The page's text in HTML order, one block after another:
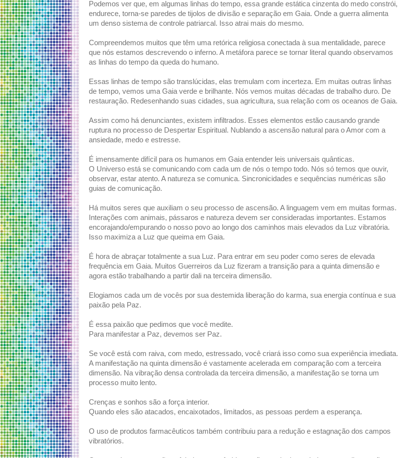
Podemos ver que, em algumas linhas do tempo, essa grande estática cinzenta do medo constrói,
endurece, torna-se paredes de tijolos de divisão e separação em Gaia. Onde a guerra alimenta
um denso sistema de controle patriarcal. Isso atrai mais do mesmo.
Compreendemos muitos que têm uma retórica religiosa conectada à sua mentalidade, parece
que nós estamos descrevendo o inferno. A metáfora parece se tornar literal quando observamos
as linhas do tempo da queda do humano.
Essas linhas de tempo são translúcidas, elas tremulam com incerteza. Em muitas outras linhas
de tempo, vemos uma Gaia verde e brilhante. Nós vemos muitas décadas de trabalho duro. De
restauração. Redesenhando suas cidades, sua agricultura, sua relação com os oceanos de Gaia.
Assim como há denunciantes, existem infiltrados. Esses elementos estão causando grande
ruptura no processo de Despertar Espiritual. Nublando a ascensão natural para o Amor com a
ansiedade, medo e estresse.
É imensamente difícil para os humanos em Gaia entender leis universais quânticas.
O Universo está se comunicando com cada um de nós o tempo todo. Nós só temos que ouvir,
observar, estar atento. A natureza se comunica. Sincronicidades e sequências numéricas são
guias de comunicação.
Há muitos seres que auxiliam o seu processo de ascensão. A linguagem vem em muitas formas.
Interações com animais, pássaros e natureza devem ser consideradas importantes. Estamos
encorajando/empurando o nosso povo ao longo dos caminhos mais elevados da Luz vibratória.
Isso maximiza a Luz que queima em Gaia.
É hora de abraçar totalmente a sua Luz. Para entrar em seu poder como seres de elevada
frequência em Gaia. Muitos Guerreiros da Luz fizeram a transição para a quinta dimensão e
agora estão trabalhando a partir dali na terceira dimensão.
Elogiamos cada um de vocês por sua destemida liberação do karma, sua energia contínua e sua
paixão pela Paz.
É essa paixão que pedimos que você medite.
Para manifestar a Paz, devemos ser Paz.
Se você está com raiva, com medo, estressado, você criará isso como sua experiência imediata.
A manifestação na quinta dimensão é vastamente acelerada em comparação com a terceira
dimensão. Na vibração densa controlada da terceira dimensão, a manifestação se torna um
processo muito lento.
Crenças e sonhos são a força interior.
Quando eles são atacados, encaixotados, limitados, as pessoas perdem a esperança.
O uso de produtos farmacêuticos também contribuiu para a redução e estagnação dos campos
vibratórios.